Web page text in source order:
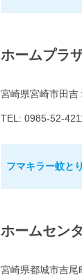
ホームプラ
宮崎県宮崎市田吉
TEL: 0985-52-
フマキラー蚊と
ホームセン
宮崎県都城市吉尾